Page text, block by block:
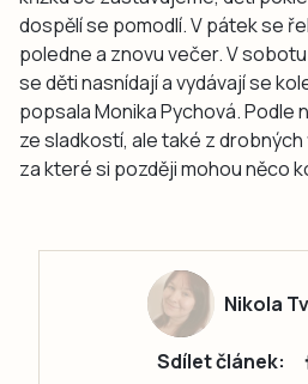
dospělí se pomodlí. V pátek se
poledne a znovu večer. V
se děti nasnídají a vydávají se
popsala Monika Pychová. Podle
ze sladkostí, ale také z
za které si později mohou něco
Nikola
Sdílet článek: